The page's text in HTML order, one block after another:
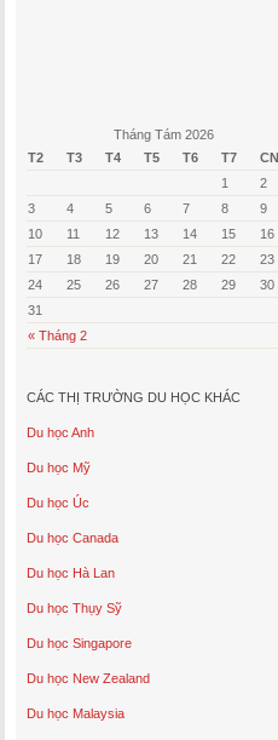
Tháng Tám 2026
T2
T3 T4 T5 T6 T7 CN
« Tháng 2
1
2
3
4 5 6 7 8
9
10
11 12 13 14 15
16
17
18 19 20 21 22
23
24
25 26 27 28 29
30
31
CÁC THỊ TRƯỜNG DU HỌC KHÁC
Du học Anh
Du học Mỹ
Du học Úc
Du học Canada
Du học Hà Lan
Du học Thụy Sỹ
Du học Singapore
Du học New Zealand
Du học Malaysia